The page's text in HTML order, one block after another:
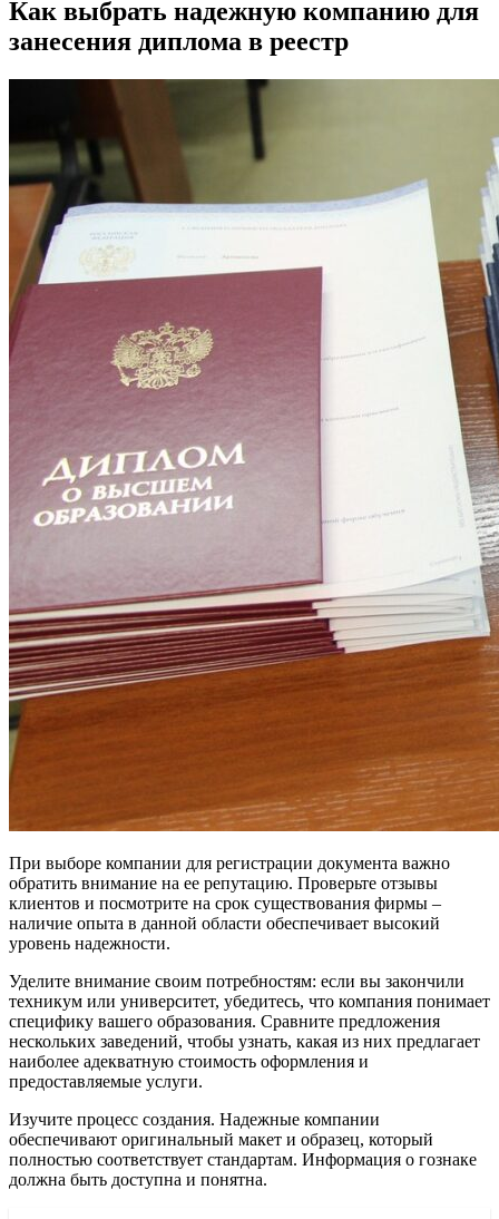
Как выбрать надежную компанию для
занесения диплома в реестр
При выборе компании для регистрации документа важно
обратить внимание на ее репутацию. Проверьте отзывы
клиентов и посмотрите на срок существования фирмы –
наличие опыта в данной области обеспечивает высокий
уровень надежности.
Уделите внимание своим потребностям: если вы закончили
техникум или университет, убедитесь, что компания понимает
специфику вашего образования. Сравните предложения
нескольких заведений, чтобы узнать, какая из них предлагает
наиболее адекватную стоимость оформления и
предоставляемые услуги.
Изучите процесс создания. Надежные компании
обеспечивают оригинальный макет и образец, который
полностью соответствует стандартам. Информация о гознаке
должна быть доступна и понятна.